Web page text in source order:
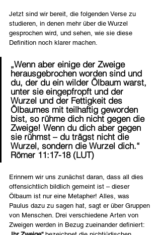
Jetzt sind wir bereit, die folgenden Verse zu
studieren, in denen mehr über die Wurzel
gesprochen wird, und sehen, wie sie diese
Definition noch klarer machen.
„Wenn aber einige der Zweige
herausgebrochen worden sind und
du, der du ein wilder Ölbaum warst,
unter sie eingepfropft und der
Wurzel und der Fettigkeit des
Ölbaumes mit teilhaftig geworden
bist, so rühme dich nicht gegen die
Zweige! Wenn du dich aber gegen
sie rühmst – du trägst nicht die
Wurzel, sondern die Wurzel dich.“
Römer 11:17-18 (LUT)
Erinnern wir uns zunächst daran, dass all dies
offensichtlich bildlich gemeint ist – dieser
Ölbaum ist nur eine Metapher! Alles, was
Paulus dazu zu sagen hat, sagt er über Gruppen
von Menschen. Drei verschiedene Arten von
Zweigen werden in Bezug zueinander definiert: